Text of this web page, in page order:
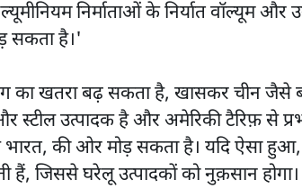
निर्माताओं के निर्यात वॉल्यूम
सकता है।'
का खतरा बढ़ सकता है, खासकर चीन जैसे
स्टील उत्पादक है और अमेरिकी टैरिफ़ से
भारत, की ओर मोड़ सकता है। यदि ऐसा
हैं, जिससे घरेलू उत्पादकों को नुक़सान